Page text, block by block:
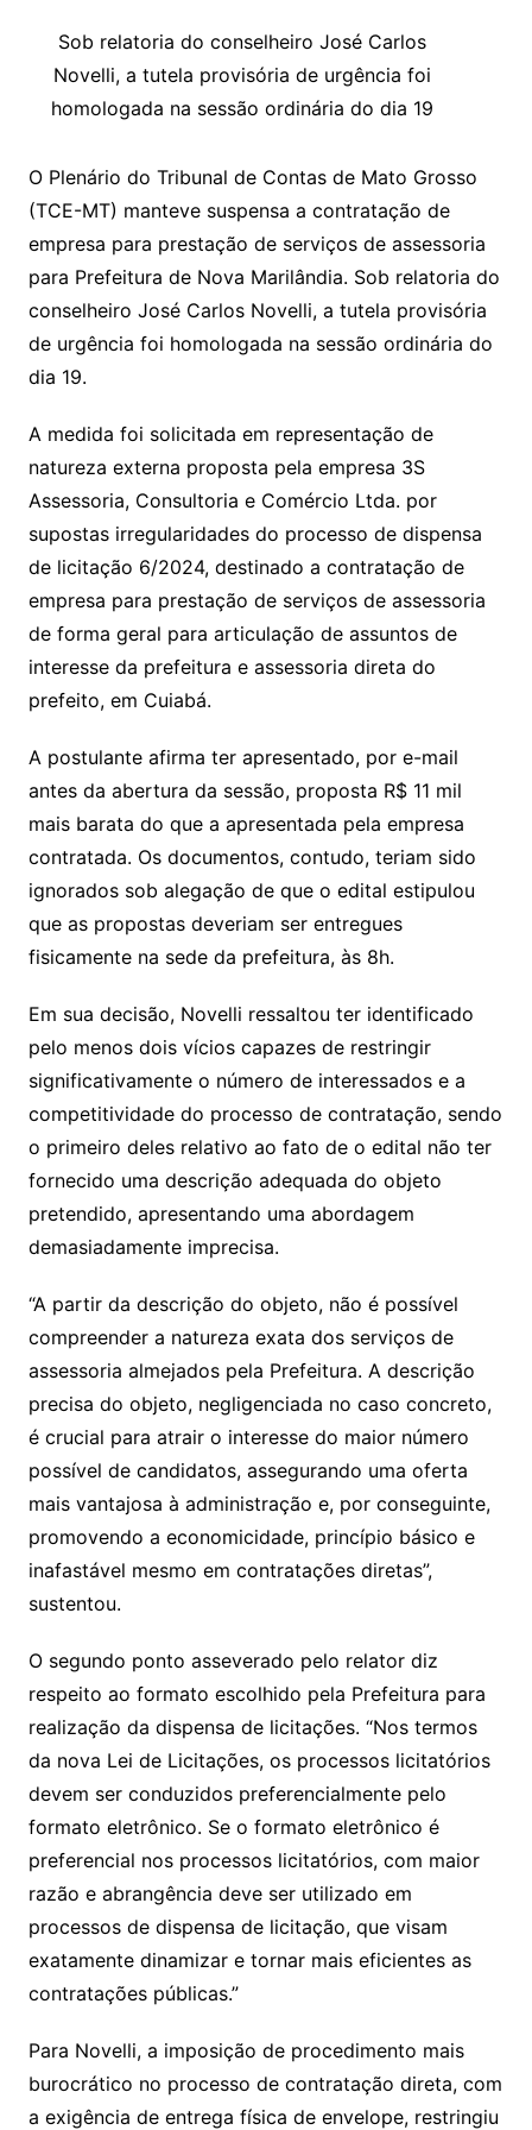
Li
n
k
A
p
p
a
m
dI
n
s
sr
o
o
m
s
a
g
e
o
k.
c
o
m
p
e
o
o
M
ai
l
a
d
s
l
e
Sob relatoria do conselheiro José Carlos
Novelli, a tutela provisória de urgência foi
homologada na sessão ordinária do dia 19
O Plenário do Tribunal de Contas de Mato Grosso
(TCE-MT) manteve suspensa a contratação de
empresa para prestação de serviços de assessoria
para Prefeitura de Nova Marilândia. Sob relatoria do
conselheiro José Carlos Novelli, a tutela provisória
de urgência foi homologada na sessão ordinária do
dia 19.
A medida foi solicitada em representação de
natureza externa proposta pela empresa 3S
Assessoria, Consultoria e Comércio Ltda. por
supostas irregularidades do processo de dispensa
de licitação 6/2024, destinado a contratação de
empresa para prestação de serviços de assessoria
de forma geral para articulação de assuntos de
interesse da prefeitura e assessoria direta do
prefeito, em Cuiabá.
A postulante afirma ter apresentado, por e-mail
antes da abertura da sessão, proposta R$ 11 mil
mais barata do que a apresentada pela empresa
contratada. Os documentos, contudo, teriam sido
ignorados sob alegação de que o edital estipulou
que as propostas deveriam ser entregues
fisicamente na sede da prefeitura, às 8h.
Em sua decisão, Novelli ressaltou ter identificado
pelo menos dois vícios capazes de restringir
significativamente o número de interessados e a
competitividade do processo de contratação, sendo
o primeiro deles relativo ao fato de o edital não ter
fornecido uma descrição adequada do objeto
pretendido, apresentando uma abordagem
demasiadamente imprecisa.
“A partir da descrição do objeto, não é possível
compreender a natureza exata dos serviços de
assessoria almejados pela Prefeitura. A descrição
precisa do objeto, negligenciada no caso concreto,
é crucial para atrair o interesse do maior número
possível de candidatos, assegurando uma oferta
mais vantajosa à administração e, por conseguinte,
promovendo a economicidade, princípio básico e
inafastável mesmo em contratações diretas”,
sustentou.
O segundo ponto asseverado pelo relator diz
respeito ao formato escolhido pela Prefeitura para
realização da dispensa de licitações. “Nos termos
da nova Lei de Licitações, os processos licitatórios
devem ser conduzidos preferencialmente pelo
formato eletrônico. Se o formato eletrônico é
preferencial nos processos licitatórios, com maior
razão e abrangência deve ser utilizado em
processos de dispensa de licitação, que visam
exatamente dinamizar e tornar mais eficientes as
contratações públicas.”
Para Novelli, a imposição de procedimento mais
burocrático no processo de contratação direta, com
a exigência de entrega física de envelope, restringiu